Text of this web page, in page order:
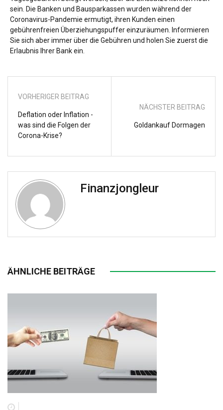
sein. Die Banken und Bausparkassen wurden während der
Coronavirus-Pandemie ermutigt, ihren Kunden einen
gebührenfreien Überziehungspuffer einzuräumen. Informieren
Sie sich aber immer über die Gebühren und holen Sie zuerst die
Erlaubnis Ihrer Bank ein.
VORHERIGER BEITRAG
Deflation oder Inflation -
was sind die Folgen der
Corona-Krise?
NÄCHSTER BEITRAG
Goldankauf Dormagen
Finanzjongleur
ÄHNLICHE BEITRÄGE